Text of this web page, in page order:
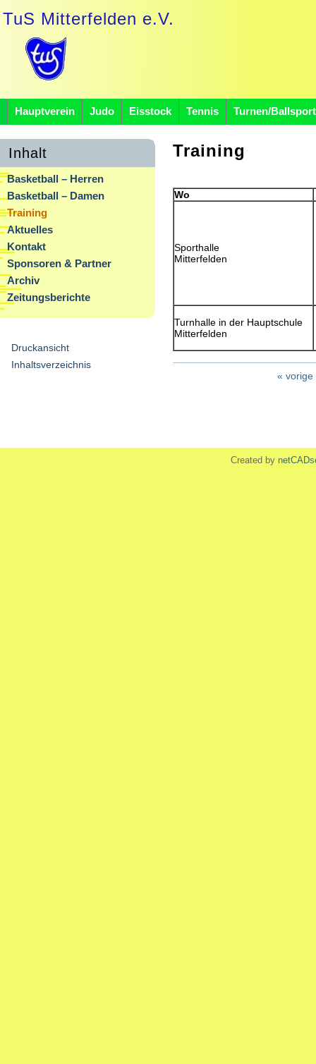
TuS Mitterfelden e.V.
Hauptverein Judo Eisstock Tennis Turnen/Ballsport
Inhalt
Basketball – Herren
Basketball – Damen
Training
Aktuelles
Kontakt
Sponsoren & Partner
Archiv
Zeitungsberichte
Druckansicht
Inhaltsverzeichnis
Training
Wo
Sporthalle
Mitterfelden
Turnhalle in der Hauptschule
Mitterfelden
« vorige
Created by